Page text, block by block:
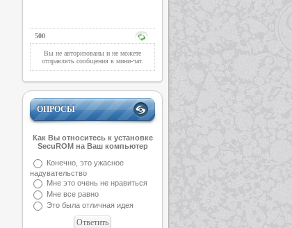
500
Вы не авторизованы и не можете
отправлять сообщения в мини-чат.
ОПРОСЫ
Как Вы относитесь к установке
SecuROM на Ваш компьютер
Конечно, это ужасное
надувательство
Мне это очень не нравиться
Мне все равно
Это была отличная идея